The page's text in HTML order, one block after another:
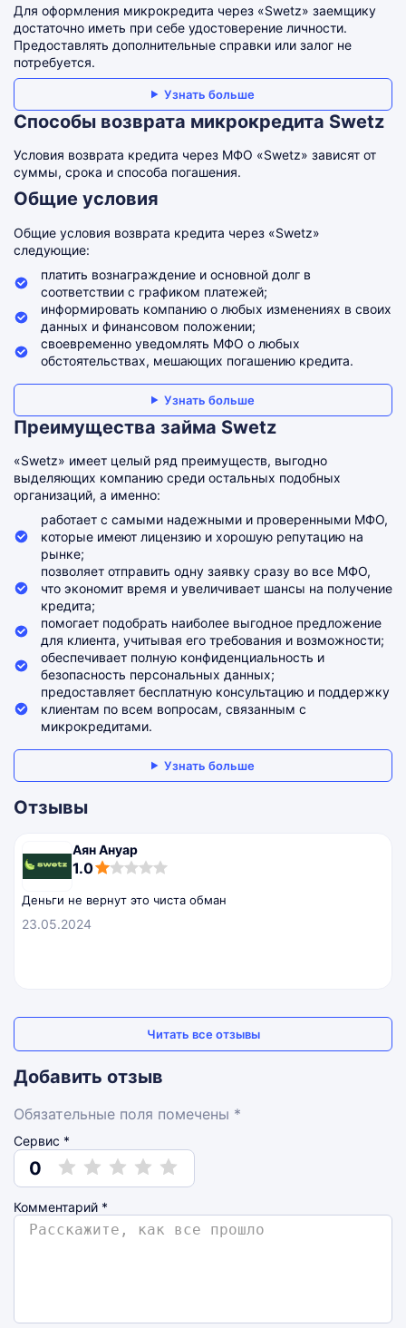
Для оформления микрокредита через «Swetz» заемщику
достаточно иметь при себе удостоверение личности.
Предоставлять дополнительные справки или залог не
потребуется.
Узнать больше
Способы возврата микрокредита Swetz
Условия возврата кредита через МФО «Swetz» зависят от
суммы, срока и способа погашения.
Общие условия
Общие условия возврата кредита через «Swetz»
следующие:
платить вознаграждение и основной долг в
соответствии с графиком платежей;
информировать компанию о любых изменениях в своих
данных и финансовом положении;
своевременно уведомлять МФО о любых
обстоятельствах, мешающих погашению кредита.
Узнать больше
Преимущества займа Swetz
«Swetz» имеет целый ряд преимуществ, выгодно
выделяющих компанию среди остальных подобных
организаций, а именно:
работает с самыми надежными и проверенными МФО,
которые имеют лицензию и хорошую репутацию на
рынке;
позволяет отправить одну заявку сразу во все МФО,
что экономит время и увеличивает шансы на получение
кредита;
помогает подобрать наиболее выгодное предложение
для клиента, учитывая его требования и возможности;
обеспечивает полную конфиденциальность и
безопасность персональных данных;
предоставляет бесплатную консультацию и поддержку
клиентам по всем вопросам, связанным с
микрокредитами.
Узнать больше
Отзывы
Аян Ануар
1.0
1,0
Деньги не вернут это чиста обман
23.05.2024
Читать все отзывы
Добавить отзыв
Обязательные поля помечены *
Сервис *
0
Комментарий *